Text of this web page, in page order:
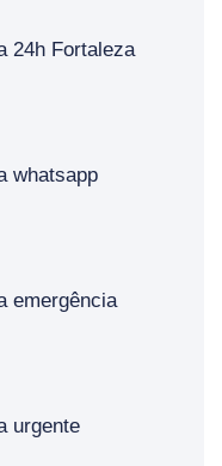
24h Fortaleza
whatsapp
emergência
urgente